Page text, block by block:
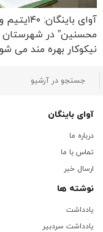
محسنین” در شهرستان
نیکوکار بهره مند می
آوای باینگان
درباره ما
تماس با ما
ارسال خبر
نوشته ها
یادداشت
یادداشت سردبیر